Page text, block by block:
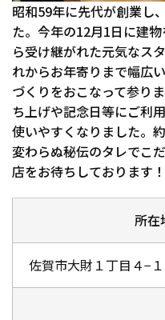
昭和59年に先代が創業し
た。今年の12月1日に建
ら受け継がれた元気なス
れからお年寄りまで幅広
づくりをおこなって参り
ち上げや記念日等にご利
使いやすくなりました。
変わらぬ秘伝のタレでこ
店をお待ちしております！
所在
佐賀市大財１丁目４−